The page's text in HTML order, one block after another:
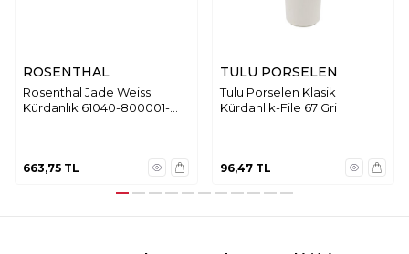
ROSENTHAL
Rosenthal Jade Weiss
Kürdanlık 61040-800001-
663,75 TL
TULU PORSELEN
Tulu Porselen Klasik
Kürdanlık-File 67 Gri
96,47TL